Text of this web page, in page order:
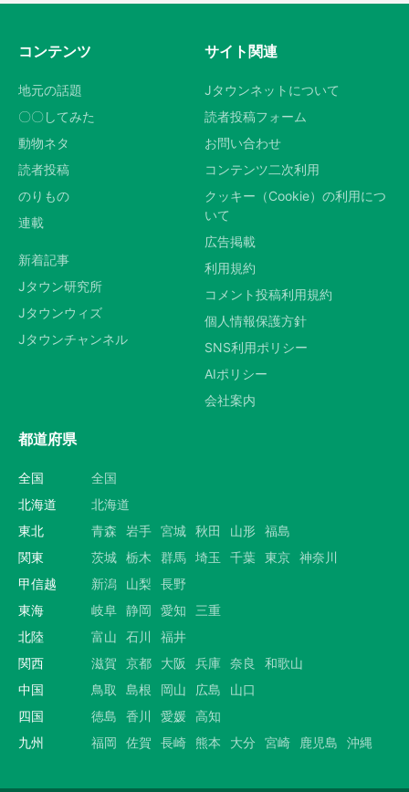
コンテンツ
地元の話題
〇〇してみた
動物ネタ
読者投稿
のりもの
連載
新着記事
Jタウン研究所
Jタウンウィズ
Jタウンチャンネル
サイト関連
Jタウンネットについて
読者投稿フォーム
お問い合わせ
コンテンツ二次利用
クッキー（Cookie）の利用につ
いて
広告掲載
利用規約
コメント投稿利用規約
個人情報保護方針
SNS利用ポリシー
AIポリシー
会社案内
都道府県
全国
全国
北海道
北海道
東北
青森 岩手 宮城 秋田 山形 福島
関東
茨城 栃木 群馬 埼玉 千葉 東京 神奈川
甲信越
新潟 山梨
長野
東海
岐阜 静岡 愛知
三重
北陸
富山 石川
福井
関西
滋賀 京都 大阪 兵庫 奈良
和歌山
中国
鳥取 島根 岡山 広島
山口
四国
徳島 香川 愛媛 高知
九州
福岡 佐賀 長崎 熊本 大分 宮崎 鹿児島 沖縄